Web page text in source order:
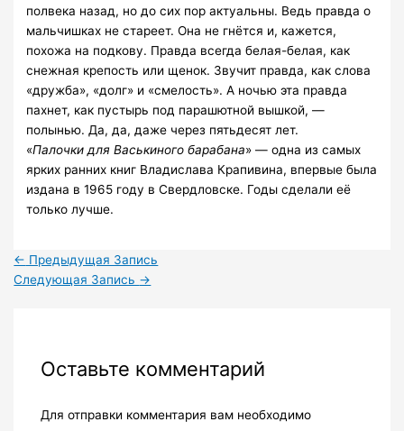
полвека назад, но до сих пор актуальны. Ведь правда о
мальчишках не стареет. Она не гнётся и, кажется,
похожа на подкову. Правда всегда белая-белая, как
снежная крепость или щенок. Звучит правда, как слова
«дружба», «долг» и «смелость». А ночью эта правда
пахнет, как пустырь под парашютной вышкой, —
полынью. Да, да, даже через пятьдесят лет.
«Палочки для Васькиного барабана» — одна из самых
ярких ранних книг Владислава Крапивина, впервые была
издана в 1965 году в Свердловске. Годы сделали её
только лучше.
← Предыдущая Запись
Следующая Запись →
Оставьте комментарий
Для отправки комментария вам необходимо